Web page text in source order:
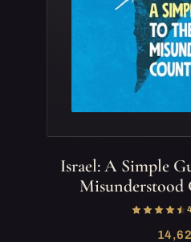
Israel: A Simple